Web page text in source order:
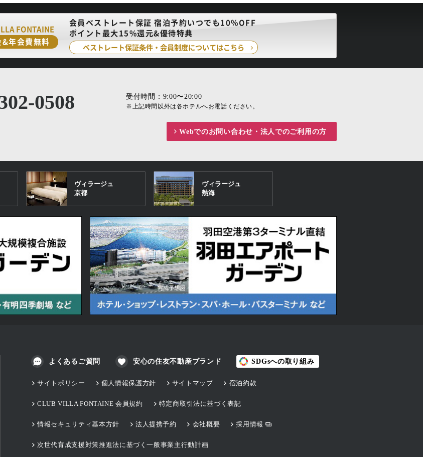
FONTAINE
&年会費無料
会員ベストレート保証 宿泊予約いつでも10%OFF
ポイント最大15%還元&優待特典
ベストレート保証条件・会員制度についてはこちら
0508 受付時間：9:00〜20:00
※上記時間以外は各ホテルへお電話ください。
Webでのお問い合わせ・ 法人でのご利用の方
ヴィラージュ
京都
ヴィラージュ
熱海
よくあるご質問 安心の住友不動産ブランド SDGsへの取り組み
サイトポリシー 個人情報保護方針 サイトマップ 宿泊約款
CLUB VILLA FONTAINE 会員規約 特定商取引法に基づく表記
情報セキュリティ基本方針 法人提携予約 会社概要 採用情報
次世代育成支援対策推進法に基づく一般事業主行動計画